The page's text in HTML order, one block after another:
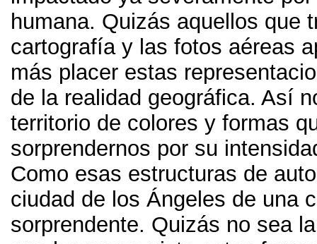
humana. Quizás aquellos que
cartografía y las fotos aéreas
más placer estas
de la realidad geográfica. Así
territorio de colores y formas
sorprendernos por su
Como esas estructuras de
ciudad de los Ángeles de una
sorprendente. Quizás no sea